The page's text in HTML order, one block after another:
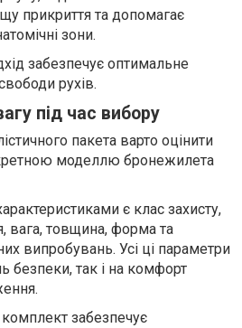
прикриття та допомагає
зони.
забезпечує оптимальне
рухів.
під час вибору
пакета варто оцінити
моделлю бронежилета
є клас захисту,
вага, товщина, форма та
випробувань. Усі ці параметри
безпеки, так і на комфорт
забезпечує